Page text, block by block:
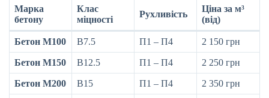
Марка
бетону
Клас
міцності
Рухливість
Ціна за м³
(від)
Бетон М100 B7.5 П1 – П4 2 150 грн
Бетон М150 B12.5 П1 – П4 2 250 грн
Бетон М200 B15 П1 – П4 2 350 грн